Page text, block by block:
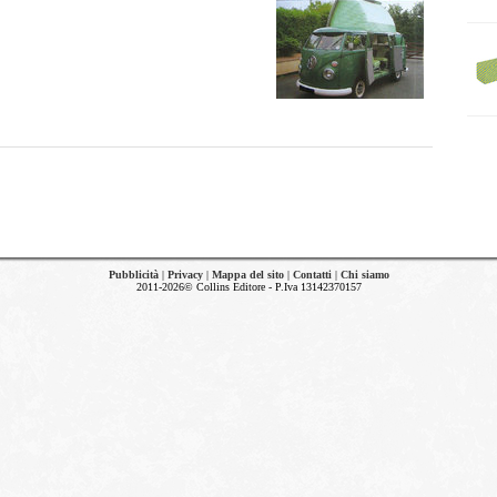
Pubblicità| Privacy| Mappa del sito| Contatti| Chi siamo
2011-2026© Collins Editore - P.Iva 13142370157